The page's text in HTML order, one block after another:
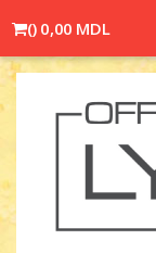
() 0,00 MDL